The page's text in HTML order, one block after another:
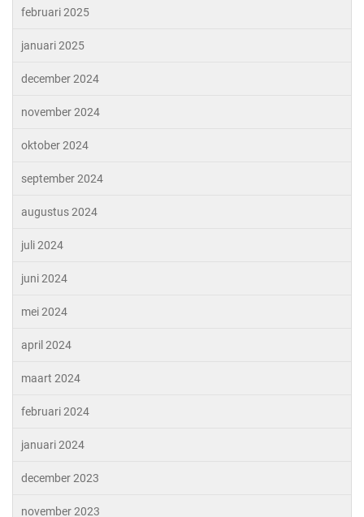
februari 2025
januari 2025
december 2024
november 2024
oktober 2024
september 2024
augustus 2024
juli 2024
juni 2024
mei 2024
april 2024
maart 2024
februari 2024
januari 2024
december 2023
november 2023